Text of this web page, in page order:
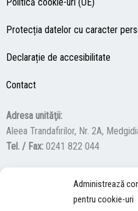
Administrează
pentru cookie-uri
Protecția datelor cu caracter
Declarație de accesibilitate
Contact
Adresa unităţii:
Aleea Trandafirilor, Nr. 2A,
Tel. / Fax: 0241 822 044
F
a